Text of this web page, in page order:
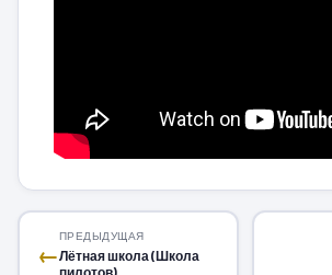
←
ПРЕДЫДУЩАЯ
Лётная школа (Школа